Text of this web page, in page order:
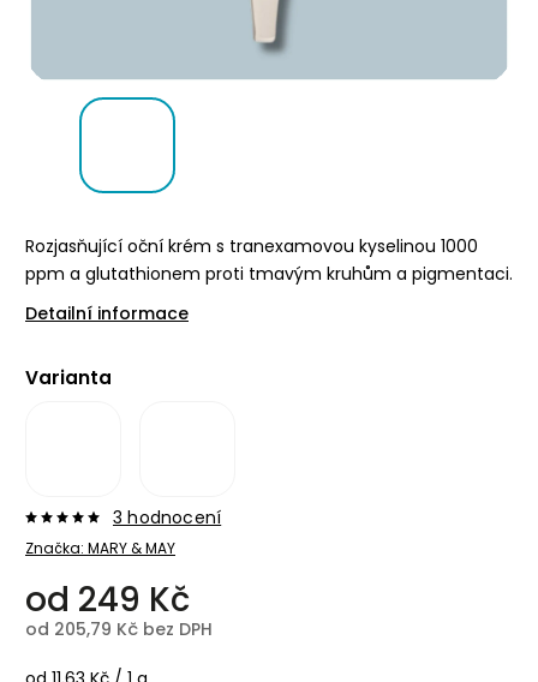
Rozjasňující oční krém s tranexamovou kyselinou 1000
ppm a glutathionem proti tmavým kruhům a pigmentaci.
Detailní informace
Varianta
Značka: MARY & MAY
3 hodnocení
od 249 Kč
od 205,79 Kč bez DPH